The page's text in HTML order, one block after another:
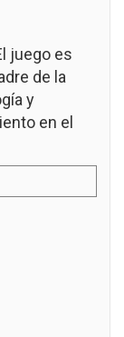
juego es
de la
y
en el